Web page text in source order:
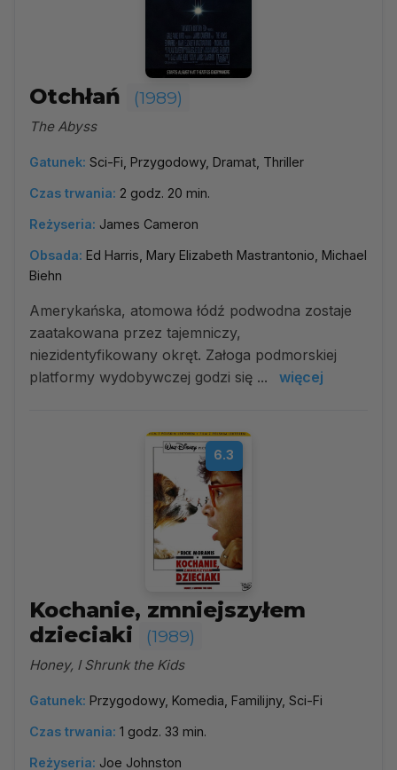
Otchłań (1989)
The Abyss
Gatunek: Sci-Fi, Przygodowy, Dramat, Thriller
Czas trwania: 2 godz. 20 min.
Reżyseria: James Cameron
Obsada: Ed Harris, Mary Elizabeth Mastrantonio, Michael
Biehn
Amerykańska, atomowa łódź podwodna zostaje
zaatakowana przez tajemniczy,
niezidentyfikowany okręt. Załoga podmorskiej
platformy wydobywczej godzi się ...
więcej
6.3
Kochanie, zmniejszyłem
dzieciaki
(1989)
Honey, I Shrunk the Kids
Gatunek: Przygodowy, Komedia, Familijny, Sci-Fi
Czas trwania: 1 godz. 33 min.
Reżyseria: Joe Johnston